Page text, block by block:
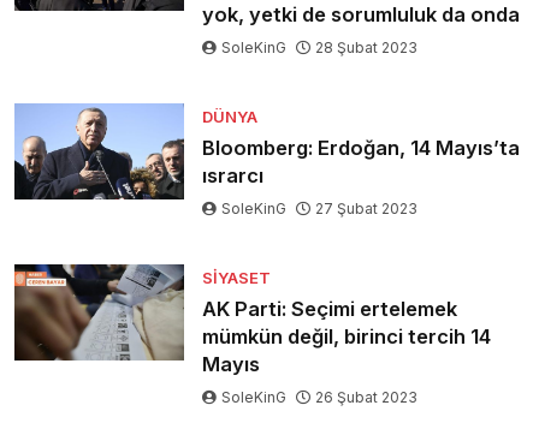
yok, yetki de sorumluluk da onda
SoleKinG 28 Şubat 2023
DÜNYA
Bloomberg: Erdoğan, 14 Mayıs’ta
ısrarcı
SoleKinG 27 Şubat 2023
SIYASET
AK Parti: Seçimi ertelemek
mümkün değil, birinci tercih 14
Mayıs
SoleKinG 26 Şubat 2023